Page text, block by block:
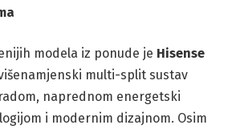
modela iz ponude je Hisense
multi-split sustav
naprednom energetski
i modernim dizajnom. Osim